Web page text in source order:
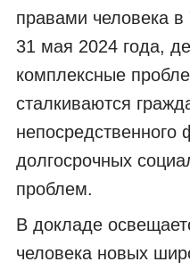
правами человека
31 мая 2024 года,
комплексные
сталкиваются
непосредственного
долгосрочных
проблем.
В докладе
человека новых